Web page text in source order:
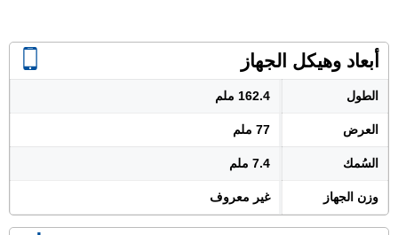
أبعاد وهيكل الجهاز
الطول 162.4 ملم
العرض 77 ملم
السُمك 7.4 ملم
وزن الجهاز غير معروف